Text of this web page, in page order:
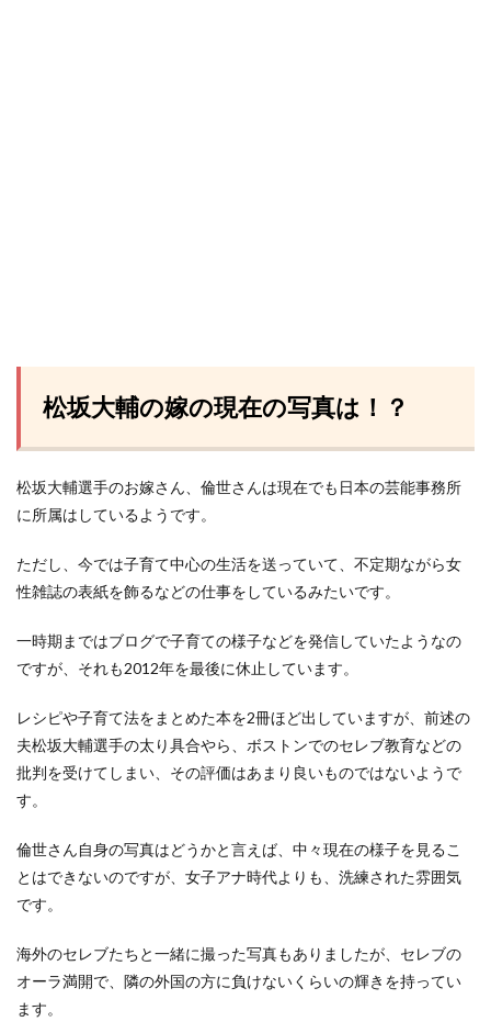
松坂大輔の嫁の現在の写真は！？
松坂大輔選手のお嫁さん、倫世さんは現在でも日本の芸能事務所
に所属はしているようです。
ただし、今では子育て中心の生活を送っていて、不定期ながら女
性雑誌の表紙を飾るなどの仕事をしているみたいです。
一時期まではブログで子育ての様子などを発信していたようなの
ですが、それも2012年を最後に休止しています。
レシピや子育て法をまとめた本を2冊ほど出していますが、前述の
夫松坂大輔選手の太り具合やら、ボストンでのセレブ教育などの
批判を受けてしまい、その評価はあまり良いものではないようで
す。
倫世さん自身の写真はどうかと言えば、中々現在の様子を見るこ
とはできないのですが、女子アナ時代よりも、洗練された雰囲気
です。
海外のセレブたちと一緒に撮った写真もありましたが、セレブの
オーラ満開で、隣の外国の方に負けないくらいの輝きを持ってい
ます。